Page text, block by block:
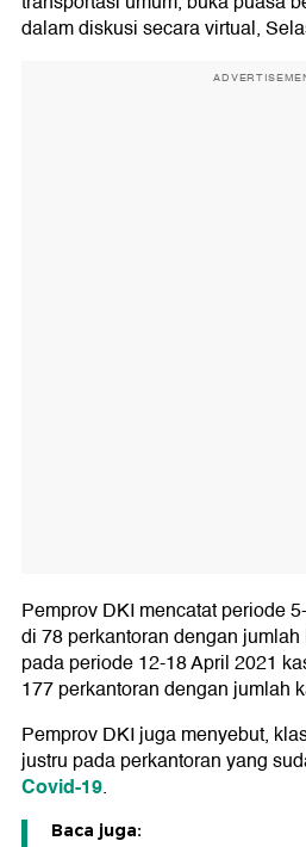
dalam diskusi secara virtual,
Pemprov DKI mencatat periode
di 78 perkantoran dengan
pada periode 12-18 April 2021
177 perkantoran dengan jumlah
Pemprov DKI juga menyebut,
justru pada perkantoran yang
Covid-19.
Baca juga: